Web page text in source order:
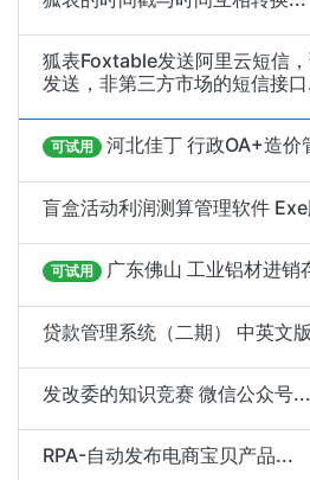
狐表Foxtable发送阿里云短信
发送，非第三方市场的短信接
可试用 河北佳丁 行政OA+造
盲盒活动利润测算管理软件
可试用 广东佛山 工业铝材进
贷款管理系统（二期） 中英文
发改委的知识竞赛 微信公众号...
RPA-自动发布电商宝贝产品...